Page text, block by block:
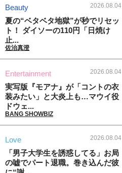
Beauty 2026.08.04
夏の“ベタベタ地獄”が秒でリセッ
ト！ ダイソーの110円「日焼け
止...
佐治真澄
Entertainment 2026.08.04
実写版『モアナ』が「コントの衣
装みたい」と大炎上も…マウイ役
ドウェ...
BANG SHOWBIZ
Love 2026.08.04
「男子大学生を誘惑してる」お局
の嘘でパート退職。巻き込んだ彼